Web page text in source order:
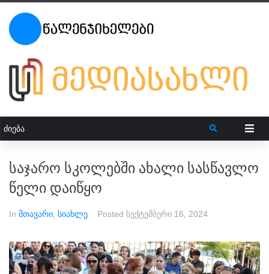
საჯარო სკოლებში ახალი სასწავლო
წელი დაიწყო
In მთავარი სიახლე Posted სექტემბერი 16, 2024